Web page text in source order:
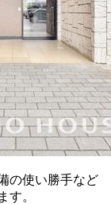
の使い勝手など
す。